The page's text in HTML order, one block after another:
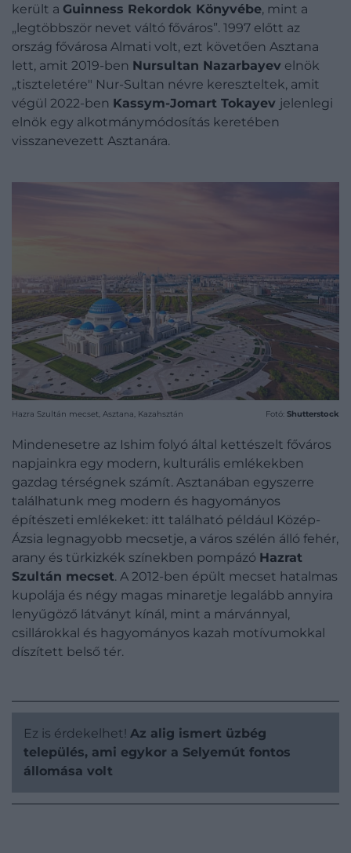
került a Guinness Rekordok Könyvébe, mint a
„legtöbbször nevet váltó főváros”. 1997 előtt az
ország fővárosa Almati volt, ezt követően Asztana
lett, amit 2019-ben Nursultan Nazarbayev elnök
„tiszteletére" Nur-Sultan névre kereszteltek, amit
végül 2022-ben Kassym-Jomart Tokayev jelenlegi
elnök egy alkotmánymódosítás keretében
visszanevezett Asztanára.
Hazra Szultán mecset, Asztana, Kazahsztán Fotó: Shutterstock
Mindenesetre az Ishim folyó által kettészelt főváros
napjainkra egy modern, kulturális emlékekben
gazdag térségnek számít. Asztanában egyszerre
találhatunk meg modern és hagyományos
építészeti emlékeket: itt található például Közép-
Ázsia legnagyobb mecsetje, a város szélén álló fehér,
arany és türkizkék színekben pompázó Hazrat
Szultán mecset. A 2012-ben épült mecset hatalmas
kupolája és négy magas minaretje legalább annyira
lenyűgöző látványt kínál, mint a márvánnyal,
csillárokkal és hagyományos kazah motívumokkal
díszített belső tér.
Ez is érdekelhet! Az alig ismert üzbég
település, ami egykor a Selyemút fontos
állomása volt